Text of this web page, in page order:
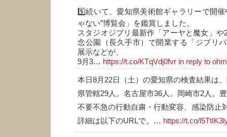
5️⃣続いて、愛知県美術館ギャラリーで開
ゃない”博覧会」を鑑賞しました。
スタジオジブリ最新作「アーヤと魔女」
念公園（長久手市）で開業する「ジブリ
展示などが、
9月3… https://t.co/KTqVdj0fvr in reply to
本日8月22日（土）の愛知県の検査結果は
県管轄29人。名古屋市36人。岡崎市2人。
不要不急の行動自粛・行動変容、感染防止
詳細は以下のURLで。… https://t.co/